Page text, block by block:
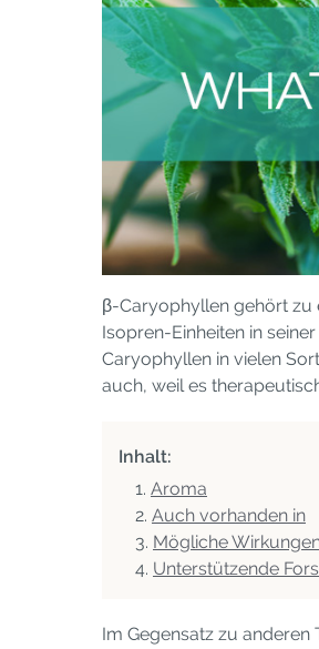
β-Caryophyllen gehört zu
Isopren-Einheiten in
Caryophyllen in vielen
auch, weil es
Inhalt:
Aroma
Auch vorhanden in
Mögliche
Unterstützende
Im Gegensatz zu